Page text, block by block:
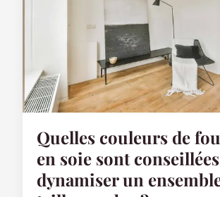
Quelles couleurs de
en soie sont
dynamiser un